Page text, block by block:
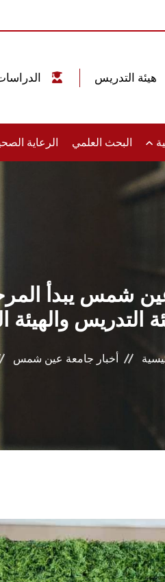
البحث العلمي الرعاية
شمس يبدأ
التدريس والهيئة
أخبار جامعة عين شمس